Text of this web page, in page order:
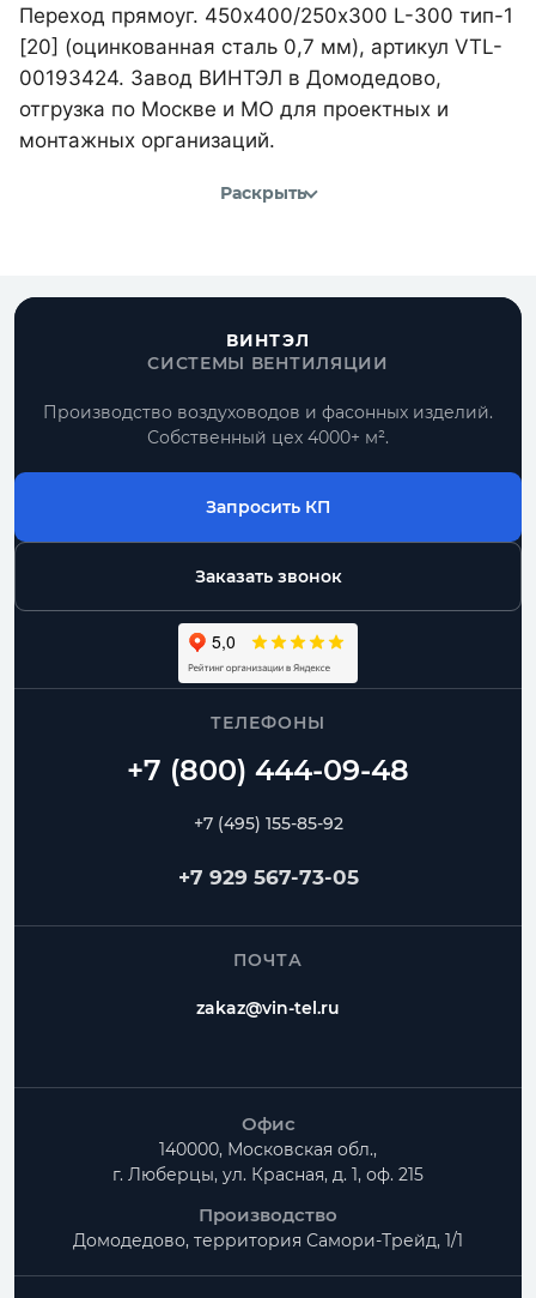
Переход прямоуг. 450х400/250х300 L-300 тип-1
[20] (оцинкованная сталь 0,7 мм), артикул VTL-
00193424. Завод ВИНТЭЛ в Домодедово,
отгрузка по Москве и МО для проектных и
монтажных организаций.
Раскрыть
ВИНТЭЛ
СИСТЕМЫ ВЕНТИЛЯЦИИ
Производство воздуховодов и фасонных изделий.
Собственный цех 4000+ м².
Запросить КП
Заказать звонок
ТЕЛЕФОНЫ
+7 (495) 155-85-92
+7 929 567-73-05
ПОЧТА
zakaz@vin-tel.ru
Офис
140000, Московская обл.,
г. Люберцы, ул. Красная, д. 1, оф. 215
Производство
Домодедово, территория Самори-Трейд, 1/1